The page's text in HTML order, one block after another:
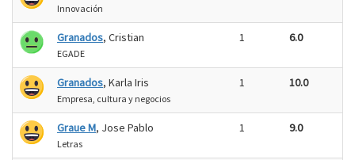
Innovación
Granados, Cristian
EGADE
1 6.0
Granados, Karla Iris
Empresa, cultura y negocios
1 10.0
Graue M, Jose Pablo
Letras
1 9.0